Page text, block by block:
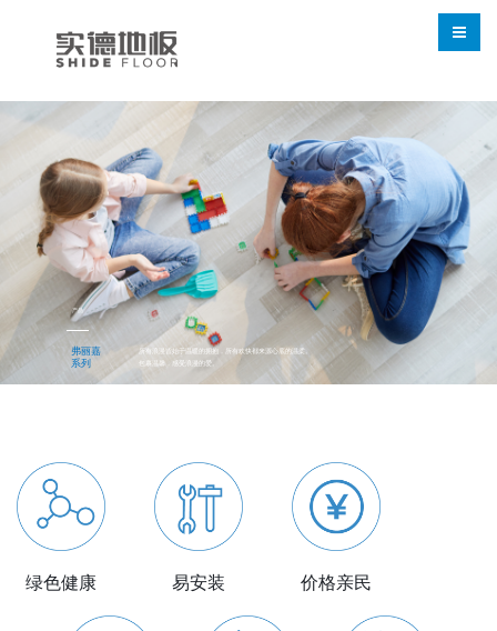
所有浪漫皆始于温暖的拥抱，所有欢快都来源心底的温柔。
包裹温馨，感受浪漫的爱。
弗丽嘉
系列
产品
绿色健康 易安装 价格亲民